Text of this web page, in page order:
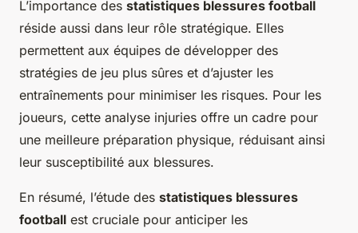
L’importance des statistiques blessures football
réside aussi dans leur rôle stratégique. Elles
permettent aux équipes de développer des
stratégies de jeu plus sûres et d’ajuster les
entraînements pour minimiser les risques. Pour les
joueurs, cette analyse injuries offre un cadre pour
une meilleure préparation physique, réduisant ainsi
leur susceptibilité aux blessures.
En résumé, l’étude des statistiques blessures
football est cruciale pour anticiper les